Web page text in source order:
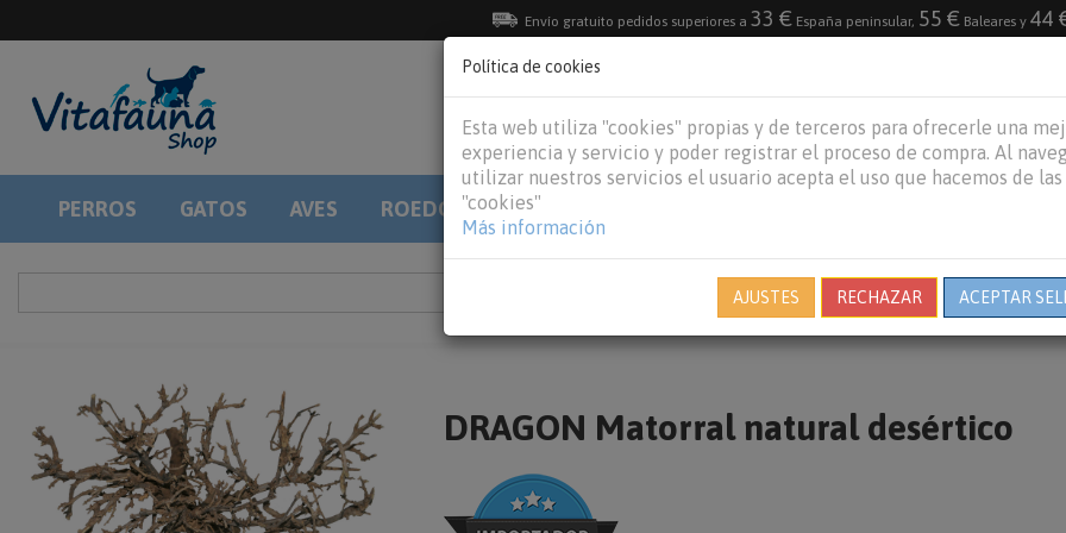
Envío gratuito pedidos superiores a 33 € España peninsular, 55 € Baleares y 44
DESTACADO
VACACIONES DE VERANO 2026
PERROS GATOS AVES ROEDORES REPTILES
DRAGON Matorral natural desértico
Política de cookies
Esta web utiliza "cookies" propias y de terceros para ofrecerle una
experiencia y servicio y poder registrar el proceso de compra. Al
utilizar nuestros servicios el usuario acepta el uso que hacemos de las
"cookies"
Más información
AJUSTES RECHAZAR ACEPTAR